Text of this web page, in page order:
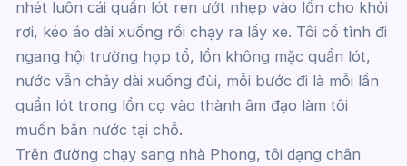
nhét luôn cái quần lót ren ướt nhẹp vào lồn cho khỏi
rơi, kéo áo dài xuống rồi chạy ra lấy xe. Tôi cố tình đi
ngang hội trường họp tổ, lồn không mặc quần lót,
nước vẫn chảy dài xuống đùi, mỗi bước đi là mỗi lần
quần lót trong lồn cọ vào thành âm đạo làm tôi
muốn bắn nước tại chỗ.
Trên đường chạy sang nhà Phong, tôi dạng chân